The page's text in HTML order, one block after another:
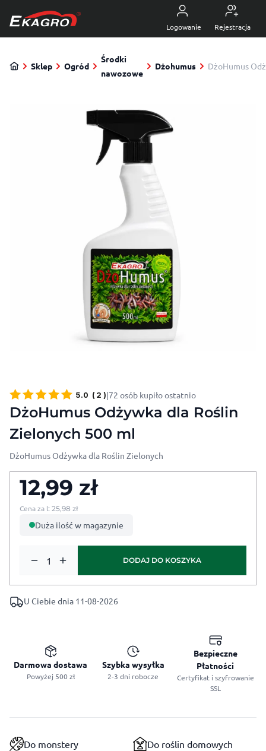
Logowanie Rejestracja
5.0 z 4470 opinii
Sklep Ogród
Środki
nawozowe
Dżohumus DżoHumus
DżoHumus Odżywka dla Roślin
Zielonych 500 ml
5.0 ( 2 )|72 osób kupiło ostatnio
DżoHumus Odżywka dla Roślin Zielonych
12,99 zł
Cena za l: 25,98 zł
Duża ilość w magazynie
DODAJ DO KOSZYKA
U Ciebie dnia 11-08-2026
Darmowa dostawa
Powyżej 500 zł
Szybka wysyłka
2-3 dni robocze
Bezpieczne
Płatności
Certyfikat i szyfrowanie
SSL
Do monstery
Do roślin domowych